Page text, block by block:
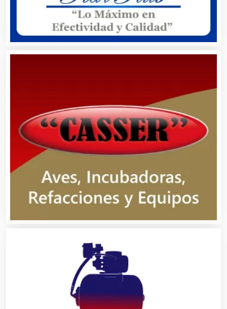
Bancos
Banquetes
Basculas
Bebidas
Belleza
Bordados y Estampados